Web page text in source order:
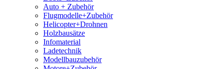
Auto + Zubehör
Flugmodelle+Zubehör
Helicopter+Drohnen
Holzbausätze
Infomaterial
Ladetechnik
Modellbauzubehör